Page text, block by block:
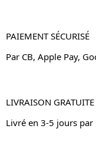
PAIEMENT SÉCURISÉ
Par CB, Apple Pay,
LIVRAISON GRATUITE
Livré en 3-5 jours par